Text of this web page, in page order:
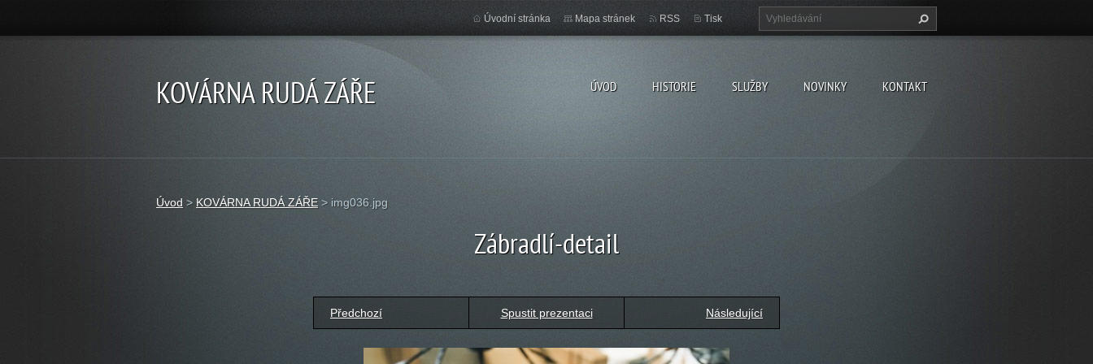
KOVÁRNA RUDÁ ZÁŘE ÚVOD HISTORIE SLUŽBY NOVINKY KONTAKT
Úvodní stránka Mapa stránek RSS Tisk
Úvod > KOVÁRNA RUDÁ ZÁŘE > img036.jpg
Zábradlí-detail
Předchozí Spustit prezentaci Následující